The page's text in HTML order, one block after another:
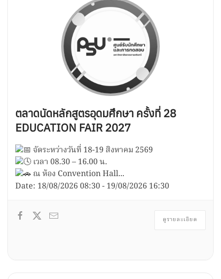
ตลาดนัดหลักสูตรอุดมศึกษา ครั้งที่ 28
EDUCATION FAIR 2027
จัดระหว่างวันที่ 18-19 สิงหาคม 2569
เวลา 08.30 – 16.00 น.
ณ ห้อง Convention Hall...
Date: 18/08/202608:30-19/08/2026 16:30
ดูรายละเอียด